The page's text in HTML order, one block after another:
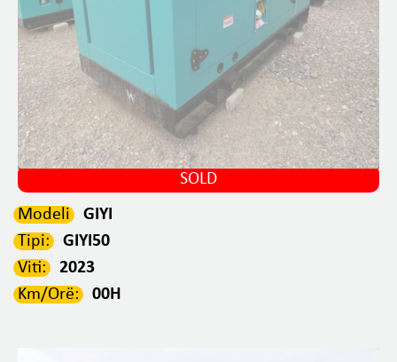
SOLD
Modeli
GIYI
Tipi:
GIYI50
Viti:
2023
Km/Orë:
00H